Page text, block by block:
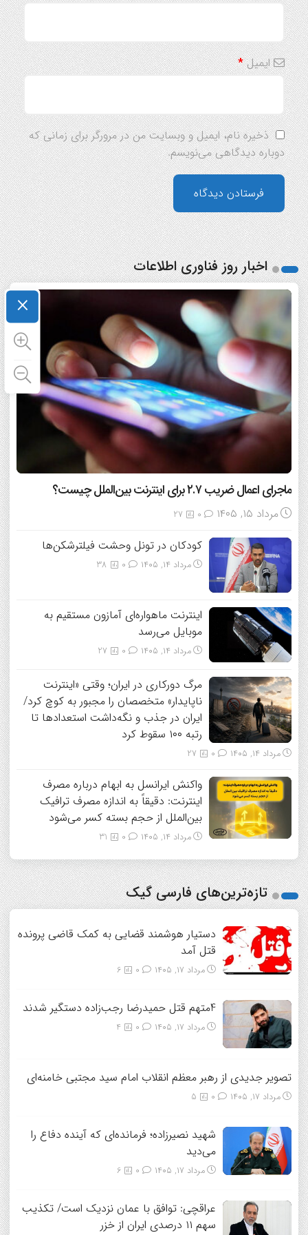
ایمیل*
ذخیره نام، ایمیل و وبسایت من در مرورگر برای زمانی که
دوباره دیدگاهی می‌نویسم.
اخبار روز فناوری اطلاعات
ماجرای اعمال ضریب ۲.۷ برای اینترنت بین‌الملل چیست؟
مرداد ۱۵, ۱۴۰۵ 27
کودکان در تونل وحشت فیلترشکن‌ها
مرداد ۱۴, ۱۴۰۵ 38
اینترنت ماهواره‌ای آمازون مستقیم به
موبایل می‌رسد
مرداد ۱۴, ۱۴۰۵ 27
مرگ دورکاری در ایران؛ وقتی «اینترنت
ناپایدار» متخصصان را مجبور به کوچ کرد/
ایران در جذب و نگه‌داشت استعدادها تا
رتبه ۱۰۰ سقوط کرد
مرداد ۱۴, ۱۴۰۵ 27
واکنش ایرانسل به ابهام درباره مصرف
اینترنت: دقیقاً به اندازه مصرف ترافیک
بین‌الملل از حجم بسته کسر می‌شود
مرداد ۱۴, ۱۴۰۵ 31
تازه‌ترین‌های فارسی گیک
دستیار هوشمند قضایی به کمک قاضی پرونده
قتل آمد
مرداد ۱۷, ۱۴۰۵ 6
4متهم قتل حمیدرضا رجب‌زاده دستگیر شدند
مرداد ۱۷, ۱۴۰۵ 4
تصویر جدیدی از رهبر معظم انقلاب امام سید مجتبی خامنه‌ای
مرداد ۱۷, ۱۴۰۵ 5
شهید نصیرزاده؛ فرمانده‌ای که آینده دفاع را
می‌دید
مرداد ۱۷, ۱۴۰۵ 6
عراقچی: توافق با عمان نزدیک است/ تکذیب
سهم ۱۱ درصدی ایران از خزر
×